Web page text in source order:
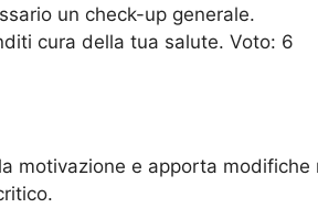
un check-up generale.
cura della tua salute. Voto: 6
motivazione e apporta modifiche